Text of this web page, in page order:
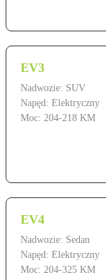
EV3
Nadwozie: SUV
Napęd: Elektryczny
Moc: 204-218 KM
EV4
Nadwozie: Sedan
Napęd: Elektryczny
Moc: 204-325 KM